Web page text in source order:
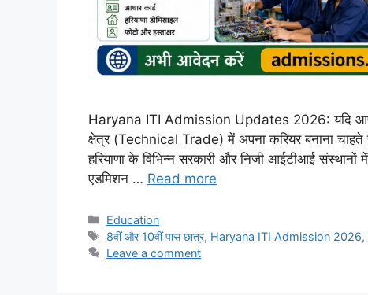
Haryana ITI Admission Updates 2026: यदि आप
क्षेत्र (Technical Trade) में अपना करियर बनाना
हरियाणा के विभिन्न सरकारी और निजी आईटीआई
एडमिशन … Read more
Categories
Education
Tags
8वीं और 10वीं पास छात्र, Haryana ITI Admission 2026,
Leave a comment